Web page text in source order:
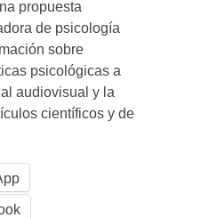
propuesta
de psicología
sobre
psicológicas a
audiovisual y la
científicos y de